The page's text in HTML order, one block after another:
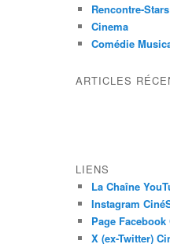
Rencontre-Stars
Cinema
Comédie
ARTICLES
LIENS
La Chaîne
Instagram
Page
X (ex-Twitter)